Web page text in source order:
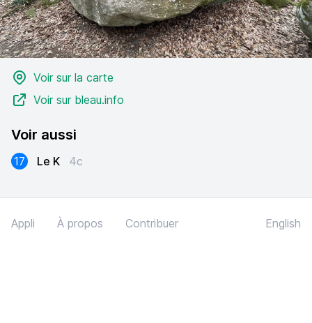
Voir sur la carte
Voir sur bleau.info
Voir aussi
17 Le K 4c
Appli À propos Contribuer English